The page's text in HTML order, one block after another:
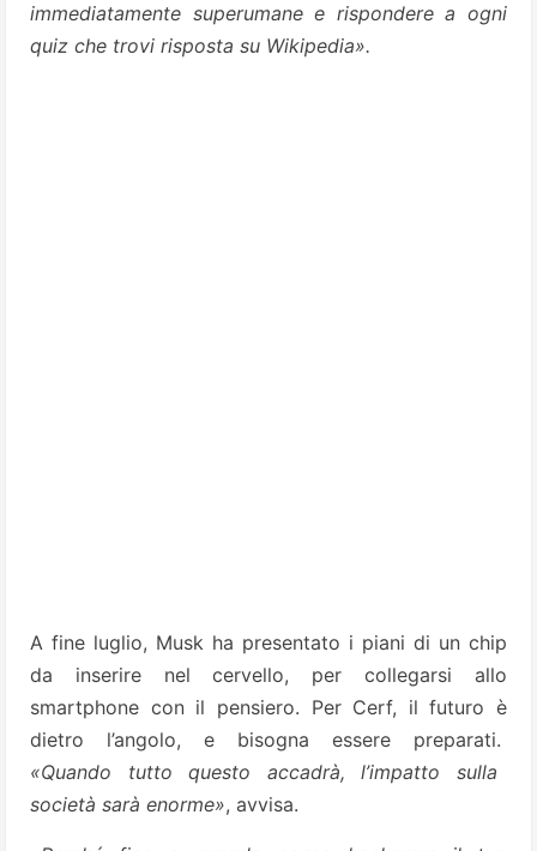
immediatamente superumane e rispondere a ogni
quiz che trovi risposta su Wikipedia».
A fine luglio, Musk ha presentato i piani di un chip
da inserire nel cervello, per collegarsi allo
smartphone con il pensiero. Per Cerf, il futuro è
dietro l’angolo, e bisogna essere preparati.
«Quando tutto questo accadrà, l’impatto sulla
società sarà enorme», avvisa.